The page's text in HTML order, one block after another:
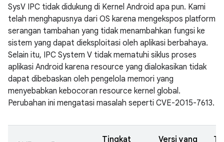
SysV IPC tidak didukung di Kernel Android apa pun. Kami
telah menghapusnya dari OS karena mengekspos platform
serangan tambahan yang tidak menambahkan fungsi ke
sistem yang dapat dieksploitasi oleh aplikasi berbahaya.
Selain itu, IPC System V tidak mematuhi siklus proses
aplikasi Android karena resource yang dialokasikan tidak
dapat dibebaskan oleh pengelola memori yang
menyebabkan kebocoran resource kernel global.
Perubahan ini mengatasi masalah seperti CVE-2015-7613.
Tingkat
Versi yang